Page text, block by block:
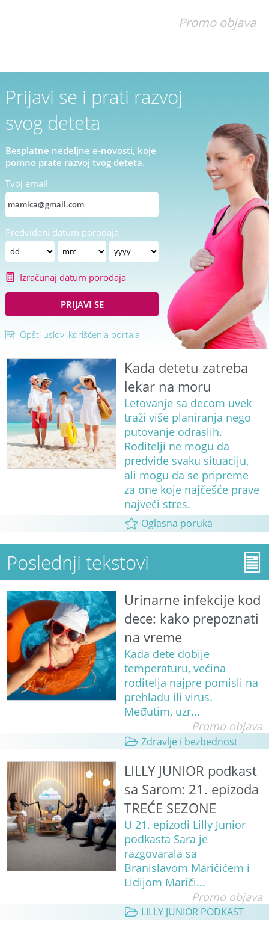
Promo objava
Prijavi se i prati razvoj
svog deteta
Besplatne nedeljne e-novosti, koje
pomno prate razvoj tvog deteta.
Tvoj email
Predviđeni datum porođaja
Izračunaj datum porođaja
PRIJAVI SE
Opšti uslovi korišćenja portala
Kada detetu zatreba
lekar na moru
Letovanje sa decom uvek
traži više planiranja nego
putovanje odraslih.
Roditelji ne mogu da
predvide svaku situaciju,
ali mogu da se pripreme
za one koje najčešće prave
najveći stres.
Oglasna poruka
Poslednji tekstovi
Urinarne infekcije kod
dece: kako prepoznati
na vreme
Kada dete dobije
temperaturu, većina
roditelja najpre pomisli na
prehladu ili virus.
Međutim, uzr...
Promo objava
Zdravlje i bezbednost
LILLY JUNIOR podkast
sa Sarom: 21. epizoda
TREĆE SEZONE
U 21. epizodi Lilly Junior
podkasta Sara je
razgovarala sa
Branislavom Maričićem i
Lidijom Mariči...
Promo objava
LILLY JUNIOR PODKAST